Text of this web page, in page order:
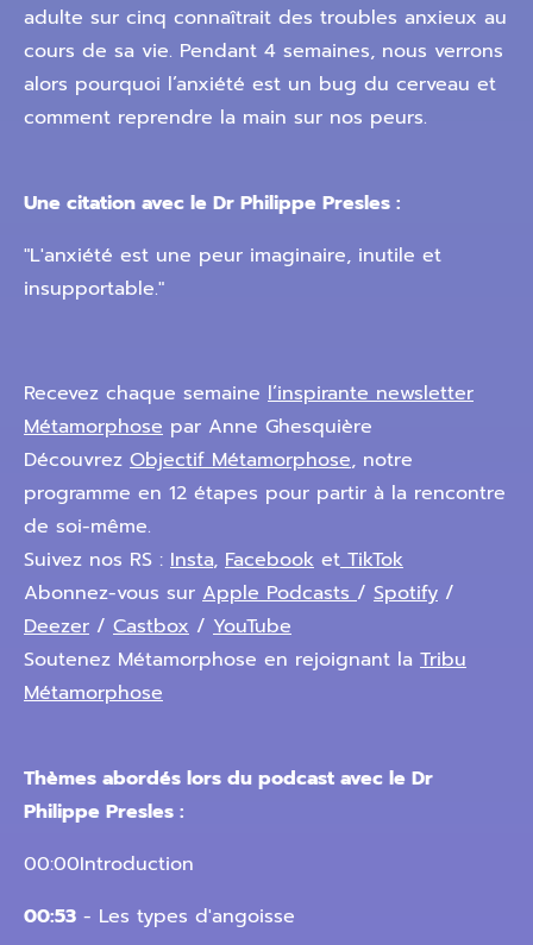
adulte sur cinq connaîtrait des troubles anxieux au
cours de sa vie. Pendant 4 semaines, nous verrons
alors pourquoi l’anxiété est un bug du cerveau et
comment reprendre la main sur nos peurs.
Une citation avec le Dr Philippe Presles :
"L'anxiété est une peur imaginaire, inutile et
insupportable."
Recevez chaque semaine l’inspirante newsletter
Métamorphose par Anne Ghesquière
Découvrez Objectif Métamorphose, notre
programme en 12 étapes pour partir à la rencontre
de soi-même.
Suivez nos RS : Insta, Facebook etTikTok
Abonnez-vous sur Apple Podcasts/ Spotify /
Deezer / Castbox / YouTube
Soutenez Métamorphose en rejoignant la Tribu
Métamorphose
Thèmes abordés lors du podcast avec le Dr
Philippe Presles :
00:00Introduction
00:53 - Les types d'angoisse